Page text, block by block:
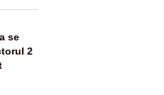
se
2